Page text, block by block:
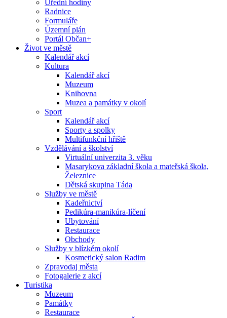
Úřední hodiny
Radnice
Formuláře
Územní plán
Portál Občan+
Život ve městě
Kalendář akcí
Kultura
Kalendář akcí
Muzeum
Knihovna
Muzea a památky v okolí
Sport
Kalendář akcí
Sporty a spolky
Multifunkční hřiště
Vzdělávání a školství
Virtuální univerzita 3. věku
Masarykova základní škola a mateřská škola,
Železnice
Dětská skupina Táda
Služby ve městě
Kadeřnictví
Pedikúra-manikúra-líčení
Ubytování
Restaurace
Obchody
Služby v blízkém okolí
Kosmetický salon Radim
Zpravodaj města
Fotogalerie z akcí
Turistika
Muzeum
Památky
Restaurace